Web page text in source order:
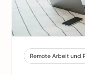
Remote Arbeit und